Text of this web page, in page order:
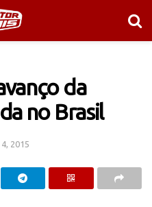
da
no Brasil
2015